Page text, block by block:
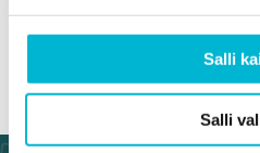
Salli
Salli